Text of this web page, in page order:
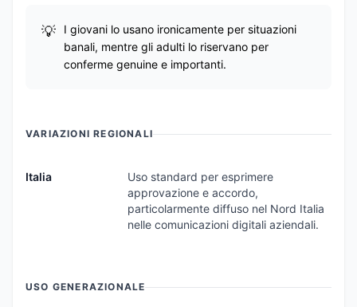
I giovani lo usano ironicamente per situazioni
banali, mentre gli adulti lo riservano per
conferme genuine e importanti.
VARIAZIONI REGIONALI
Italia
Uso standard per esprimere
approvazione e accordo,
particolarmente diffuso nel Nord Italia
nelle comunicazioni digitali aziendali.
USO GENERAZIONALE